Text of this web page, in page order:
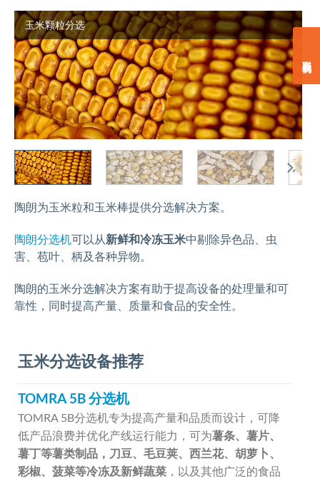
玉米颗粒分选
陶朗为玉米粒和玉米棒提供分选解决方案。
陶朗分选机可以从新鲜和冷冻玉米中剔除异色品、虫
害、苞叶、柄及各种异物。
陶朗的玉米分选解决方案有助于提高设备的处理量和可
靠性，同时提高产量、质量和食品的安全性。
玉米分选设备推荐
TOMRA 5B 分选机
TOMRA 5B分选机专为提高产量和品质而设计，可降
低产品浪费并优化产线运行能力，可为薯条、薯片、
薯丁等薯类制品，刀豆、毛豆荚、西兰花、胡萝卜、
彩椒、菠菜等冷冻及新鲜蔬菜 ，以及其他广泛的食品